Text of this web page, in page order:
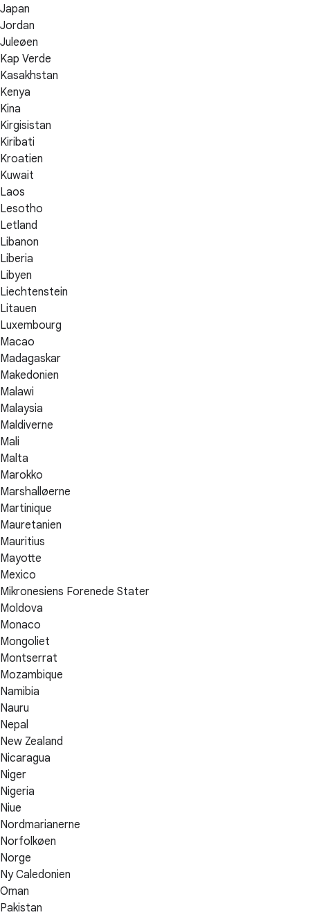
Japan
Jordan
Juleøen
Kap Verde
Kasakhstan
Kenya
Kina
Kirgisistan
Kiribati
Kroatien
Kuwait
Laos
Lesotho
Letland
Libanon
Liberia
Libyen
Liechtenstein
Litauen
Luxembourg
Macao
Madagaskar
Makedonien
Malawi
Malaysia
Maldiverne
Mali
Malta
Marokko
Marshalløerne
Martinique
Mauretanien
Mauritius
Mayotte
Mexico
Mikronesiens Forenede Stater
Moldova
Monaco
Mongoliet
Montserrat
Mozambique
Namibia
Nauru
Nepal
New Zealand
Nicaragua
Niger
Nigeria
Niue
Nordmarianerne
Norfolkøen
Norge
Ny Caledonien
Oman
Pakistan